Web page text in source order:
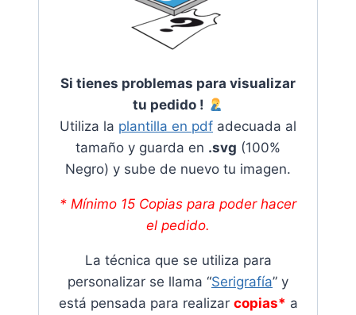
Si tienes problemas para visualizar
tu pedido !
Utiliza la plantilla en pdf adecuada al
tamaño y guarda en .svg (100%
Negro) y sube de nuevo tu imagen.
* Mínimo 15 Copias para poder hacer
el pedido.
La técnica que se utiliza para
personalizar se llama “Serigrafía” y
está pensada para realizar copias* a